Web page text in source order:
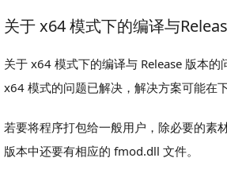
关于 x64 模式下的编译与
关于 x64 模式下的编译与 Release 版本的
x64 模式的问题已解决，解决方案可能在
若要将程序打包给一般用户，除必要的素
版本中还要有相应的 fmod.dll 文件。